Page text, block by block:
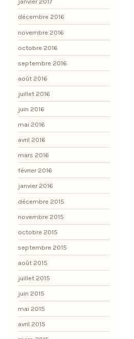
décembre 2016
novembre 2016
octobre 2016
septembre 2016
août 2016
juillet 2016
juin 2016
mai 2016
avril 2016
mars 2016
février 2016
janvier 2016
décembre 2015
novembre 2015
octobre 2015
septembre 2015
août 2015
juillet 2015
juin 2015
mai 2015
avril 2015